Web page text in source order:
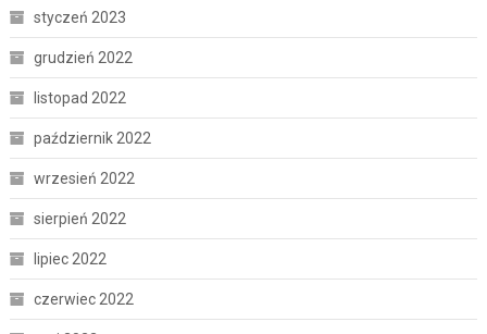
styczeń 2023
grudzień 2022
listopad 2022
październik 2022
wrzesień 2022
sierpień 2022
lipiec 2022
czerwiec 2022